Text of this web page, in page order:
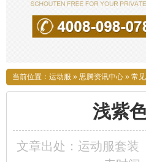
当前位置： 运动服 » 思腾资讯中心 » 常
浅紫
文章出处：运动服套装